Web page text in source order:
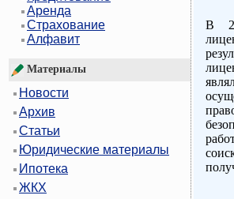
Аренда
Страхование
Алфавит
Материалы
Новости
Архив
Статьи
Юридические материалы
Ипотека
ЖКХ
В